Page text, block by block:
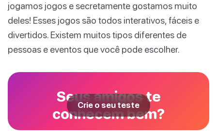
jogamos jogos e secretamente gostamos muito
deles! Esses jogos são todos interativos, fáceis e
divertidos. Existem muitos tipos diferentes de
pessoas e eventos que você pode escolher.
Seus amigos te
conhecem bem?
Crie o seu teste